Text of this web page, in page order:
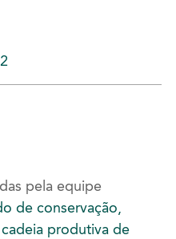
pela equipe
de conservação,
produtiva de